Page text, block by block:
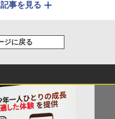
事を見る
ジに戻る